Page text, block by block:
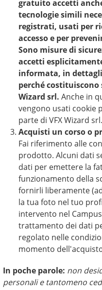
gratuito accetti
tecnologie simili
registrati, usati per
accesso e per
Sono misure di
accetti
informata, in
perché costituiscono
Wizard srl. Anche in
vengono usati cookie
parte di VFX Wizard srl.
Acquisti un corso o
Fai riferimento alle
prodotto. Alcuni dati
dati per emettere la
funzionamento della
fornirli liberamente
la tua foto nel tuo
intervento nel
trattamento dei dati
regolato nelle
momento
In poche parole: non
personali e tantomeno